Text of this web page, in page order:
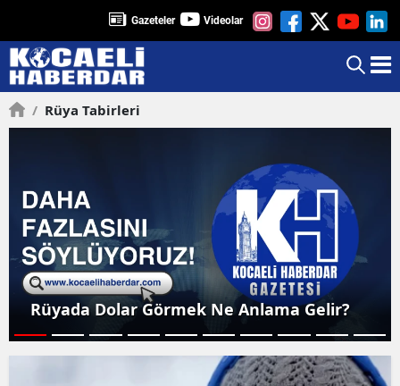
Gazeteler Videolar
/ Rüya Tabirleri
Rüyada Dolar Görmek Ne Anlama Gelir?